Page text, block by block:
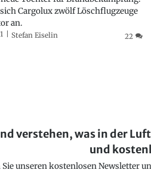
Cargolux zwölf Löschflugzeuge
an.
Stefan Eiselin 22
verstehen, was in der
und
unseren kostenlosen Newsletter